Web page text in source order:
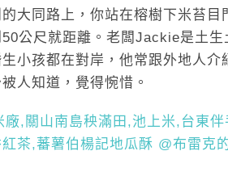
大同路上，你站在榕樹下米苔目
公尺就距離。老闆Jackie是土
小孩都在對岸，他常跟外地人介
人知道，覺得惋惜。